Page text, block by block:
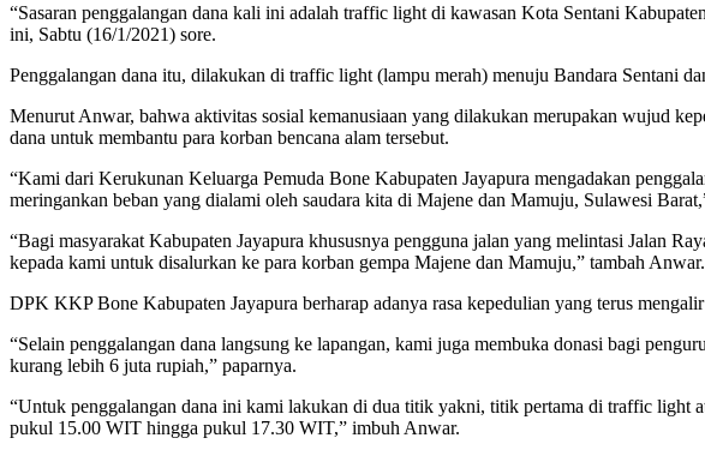
“Sasaran penggalangan dana kali ini adalah traffic light di kawasan Kota Sentani
ini, Sabtu (16/1/2021) sore.
Penggalangan dana itu, dilakukan di traffic light (lampu merah) menuju Bandara Sentani
Menurut Anwar, bahwa aktivitas sosial kemanusiaan yang dilakukan merupakan wujud
dana untuk membantu para korban bencana alam tersebut.
“Kami dari Kerukunan Keluarga Pemuda Bone Kabupaten Jayapura mengadakan
meringankan beban yang dialami oleh saudara kita di Majene dan Mamuju, Sulawesi
“Bagi masyarakat Kabupaten Jayapura khususnya pengguna jalan yang melintasi Jalan
kepada kami untuk disalurkan ke para korban gempa Majene dan Mamuju,” tambah Anwar.
DPK KKP Bone Kabupaten Jayapura berharap adanya rasa kepedulian yang terus
“Selain penggalangan dana langsung ke lapangan, kami juga membuka donasi bagi
kurang lebih 6 juta rupiah,” paparnya.
“Untuk penggalangan dana ini kami lakukan di dua titik yakni, titik pertama di traffic light
pukul 15.00 WIT hingga pukul 17.30 WIT,” imbuh Anwar.